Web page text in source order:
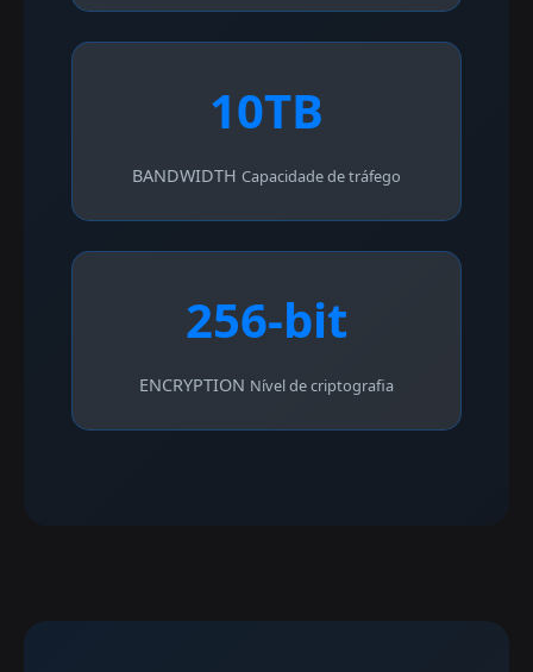
10TB
BANDWIDTH Capacidade de tráfego
256-bit
ENCRYPTION Nível de criptografia